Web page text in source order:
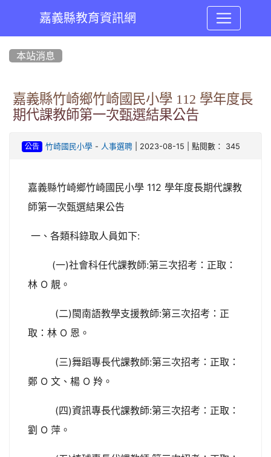
嘉義縣教育資訊網
本站消息
嘉義縣竹崎鄉竹崎國民小學 112 學年度長
期代課教師第一次甄選結果公告
公告 竹崎國民小學- 人事選聘| 2023-08-15 | 點閱數： 345
嘉義縣竹崎鄉竹崎國民小學 112 學年度長期代課教
師第一次甄選結果公告
一、各類科錄取人員如下:
(一)社會科任代課教師:第三次招考：正取：
林 O 靚。
(二)閩南語教學支援教師:第三次招考：正
取：林 O 恩。
(三)舞蹈專長代課教師:第三次招考：正取：
鄭 O 文、楊 O 羚。
(四)資訊專長代課教師:第三次招考：正取：
劉 O 萍。